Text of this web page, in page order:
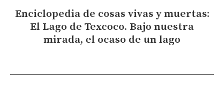
Enciclopedia de cosas vivas y muertas:
El Lago de Texcoco. Bajo nuestra
mirada, el ocaso de un lago